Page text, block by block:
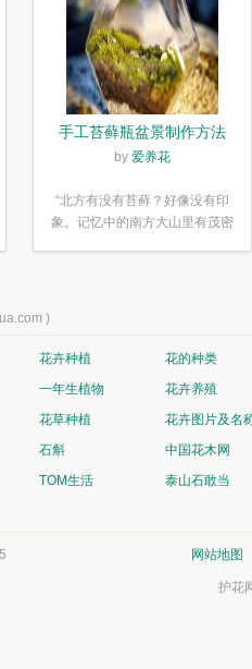
手工苔藓瓶盆景制作方法
by 爱养花
“北方有没有苔藓？好像没有印
象。记忆中的南方大山里有茂密
)
花卉种植
花的种类
一年生植物
花卉养殖
花草种植
花卉图片及名
石斛
中国花木网
TOM生活 泰山石敢当
网站地图
护花